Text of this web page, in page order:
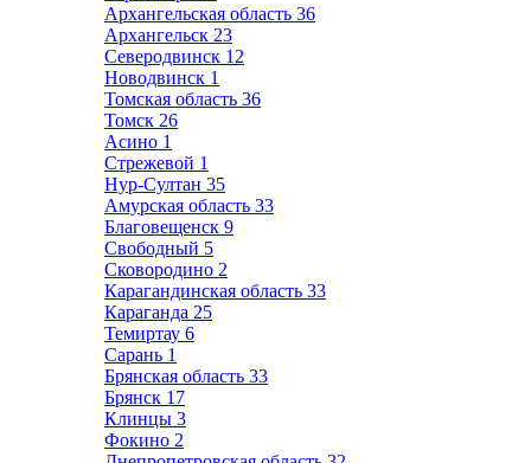
Архангельская область 36
Архангельск 23
Северодвинск 12
Новодвинск 1
Томская область 36
Томск 26
Асино 1
Стрежевой 1
Нур-Султан 35
Амурская область 33
Благовещенск 9
Свободный 5
Сковородино 2
Карагандинская область 33
Караганда 25
Темиртау 6
Сарань 1
Брянская область 33
Брянск 17
Клинцы 3
Фокино 2